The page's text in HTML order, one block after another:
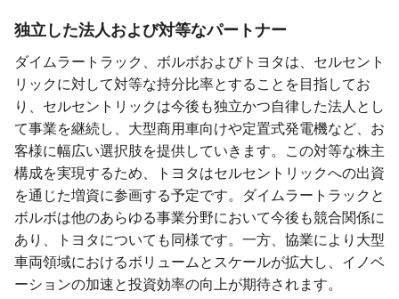
独立した法人および対等なパートナー
ダイムラートラック、ボルボおよびトヨタは、セルセント
リックに対して対等な持分比率とすることを目指してお
り、セルセントリックは今後も独立かつ自律した法人とし
て事業を継続し、大型商用車向けや定置式発電機など、お
客様に幅広い選択肢を提供していきます。この対等な株主
構成を実現するため、トヨタはセルセントリックへの出資
を通じた増資に参画する予定です。ダイムラートラックと
ボルボは他のあらゆる事業分野において今後も競合関係に
あり、トヨタについても同様です。一方、協業により大型
車両領域におけるボリュームとスケールが拡大し、イノベ
ーションの加速と投資効率の向上が期待されます。